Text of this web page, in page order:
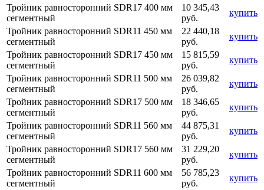
Тройник равносторонний SDR17 400 мм
сегментный
10 345,43
руб.
купить
Тройник равносторонний SDR11 450 мм
сегментный
22 440,18
руб.
купить
Тройник равносторонний SDR17 450 мм
сегментный
15 815,59
руб.
купить
Тройник равносторонний SDR11 500 мм
сегментный
26 039,82
руб.
купить
Тройник равносторонний SDR17 500 мм
сегментный
18 346,65
руб.
купить
Тройник равносторонний SDR11 560 мм
сегментный
44 875,31
руб.
купить
Тройник равносторонний SDR17 560 мм
сегментный
31 229,20
руб.
купить
Тройник равносторонний SDR11 600 мм
сегментный
56 785,23
руб.
купить